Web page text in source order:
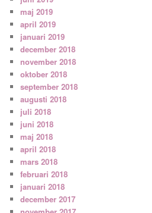
maj 2019
april 2019
januari 2019
december 2018
november 2018
oktober 2018
september 2018
augusti 2018
juli 2018
juni 2018
maj 2018
april 2018
mars 2018
februari 2018
januari 2018
december 2017